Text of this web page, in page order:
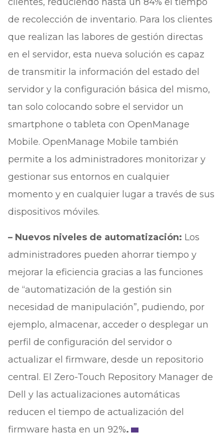
de recolección de inventario. Para los clientes
que realizan las labores de gestión directas
en el servidor, esta nueva solución es capaz
de transmitir la información del estado del
servidor y la configuración básica del mismo,
tan solo colocando sobre el servidor un
smartphone o tableta con OpenManage
Mobile. OpenManage Mobile también
permite a los administradores monitorizar y
gestionar sus entornos en cualquier
momento y en cualquier lugar a través de sus
dispositivos móviles.
– Nuevos niveles de automatización: Los
administradores pueden ahorrar tiempo y
mejorar la eficiencia gracias a las funciones
de “automatización de la gestión sin
necesidad de manipulación”, pudiendo, por
ejemplo, almacenar, acceder o desplegar un
perfil de configuración del servidor o
actualizar el firmware, desde un repositorio
central. El Zero-Touch Repository Manager de
Dell y las actualizaciones automáticas
reducen el tiempo de actualización del
firmware hasta en un 92%.